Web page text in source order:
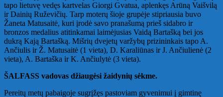
tapo lietuvę vedęs kartvelas Giorgi Gvatua, aplenkęs Arūną Vaišvilą
ir Dainių Ruževičių. Tarp moterų šioje grupėje stipriausia buvo
Žaneta Matusaitė, kuri įrodė savo pranašumą prieš sidabro ir
bronzos medalius atitinkamai laimėjusias Vaidą Bartašką bei jos
dukrą Kają Bartašką. Mišrių dvejetų varžybų prizininkais tapo A.
Ančiulis ir Ž. Matusaitė (1 vieta), D. Karaliūnas ir J. Ančiulienė (2
vieta), A. Bartaška ir K. Ančiulytė (3 vieta).
ŠALFASS vadovas džiaugėsi žaidynių sėkme.
Pereitų metų pabaigoje sugrįžęs pastoviam gyvenimui į gimtinę